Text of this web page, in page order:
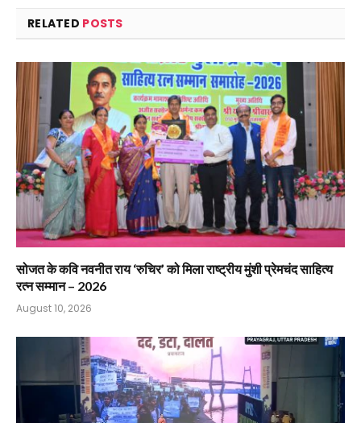
RELATED POSTS
सोजत के कवि नवनीत राय ‘रुचिर’ को मिला राष्ट्रीय मुंशी प्रेमचंद साहित्य
रत्न सम्मान – 2026
August 10, 2026